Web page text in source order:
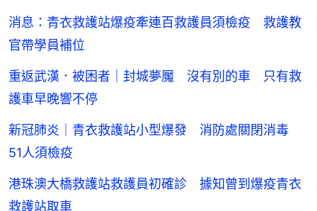
消息：青衣救護站爆疫牽連百救護員須檢疫 救護教
官帶學員補位
重返武漢．被困者｜封城夢魘 沒有別的車 只有救
護車早晚響不停
新冠肺炎｜青衣救護站小型爆發 消防處關閉消毒
51人須檢疫
港珠澳大橋救護站救護員初確診 據知曾到爆疫青衣
救護站取車